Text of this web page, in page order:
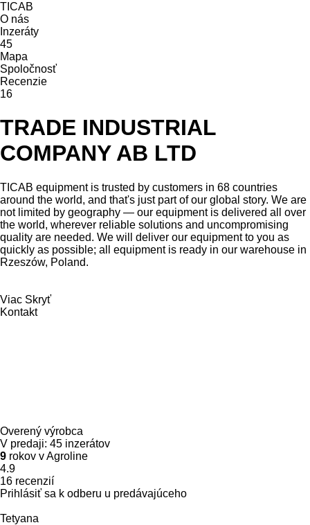
TICAB
O nás
Inzeráty
45
Mapa
Spoločnosť
Recenzie
16
TRADE INDUSTRIAL
COMPANY AB LTD
TICAB equipment is trusted by customers in 68 countries
around the world, and that's just part of our global story. We are
not limited by geography — our equipment is delivered all over
the world, wherever reliable solutions and uncompromising
quality are needed. We will deliver our equipment to you as
quickly as possible; all equipment is ready in our warehouse in
Rzeszów, Poland.
Viac Skryť
Kontakt
Overený výrobca
V predaji: 45 inzerátov
9 rokov v Agroline
4.9
16 recenzií
Prihlásiť sa k odberu u predávajúceho
Tetyana